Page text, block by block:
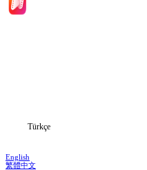
Türkçe
English
繁體中文